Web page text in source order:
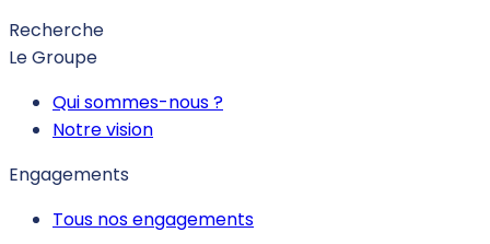
Recherche
Le Groupe
Qui sommes-nous ?
Notre vision
Engagements
Tous nos engagements